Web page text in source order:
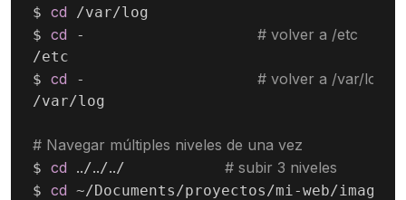
$ cd /var/log
$ cd - # volver a /etc
/etc
$ cd - # volver a /var/log
/var/log
# Navegar múltiples niveles de una vez
$ cd ../../../ # subir 3 niveles
$ cd ~/Documents/proyectos/mi-web/